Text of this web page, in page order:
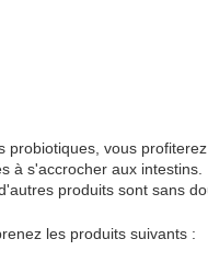
probiotiques, vous
à s'accrocher aux intestins.
produits sont sans
les produits suivants :